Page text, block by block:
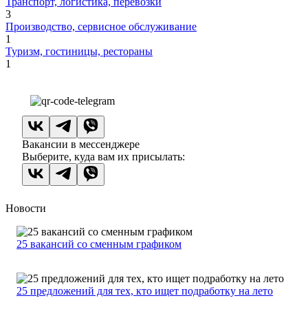
3
Производство, сервисное обслуживание
1
Туризм, гостиницы, рестораны
1
Вакансии в мессенджере
Выберите, куда вам их присылать:
Новости
25 вакансий со сменным графиком
25 предложений для тех, кто ищет подработку на лето